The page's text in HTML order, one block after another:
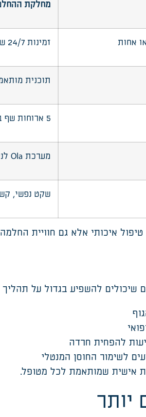
מחלקת
אחות זמינות 24/7 של צוות רפואי סיעודי
תוכנית
5 ארוחות שף
מערכת
שקט נפשי,
איכותי אלא גם חוויית
שיכולים להשפיע בגדול על
י
להפחית חרדה
לשימור החוסן המנטלי
אישית שמותאמת לכל מטופל.
יותר